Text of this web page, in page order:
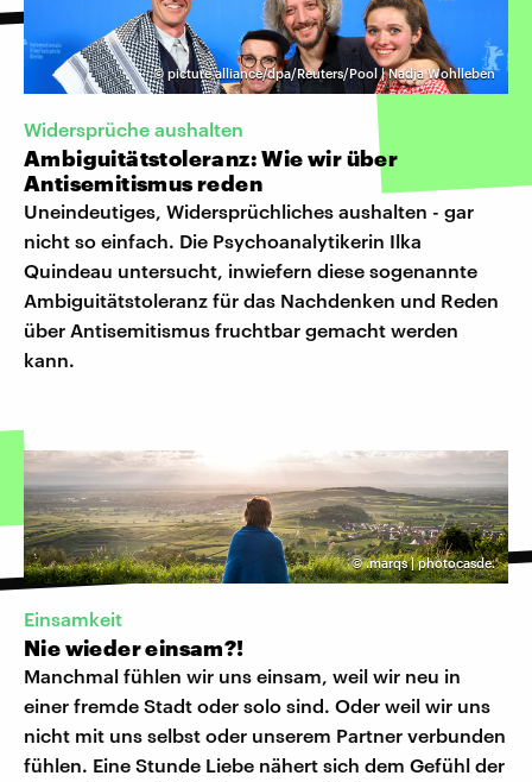
© picture alliance/dpa/Reuters/Pool | Nadja Wohlleben
Widersprüche aushalten
Ambiguitätstoleranz: Wie wir über
Antisemitismus reden
Uneindeutiges, Widersprüchliches aushalten - gar
nicht so einfach. Die Psychoanalytikerin Ilka
Quindeau untersucht, inwiefern diese sogenannte
Ambiguitätstoleranz für das Nachdenken und Reden
über Antisemitismus fruchtbar gemacht werden
kann.
©.marqs | photocasde.
Einsamkeit
Nie wieder einsam?!
Manchmal fühlen wir uns einsam, weil wir neu in
einer fremde Stadt oder solo sind. Oder weil wir uns
nicht mit uns selbst oder unserem Partner verbunden
fühlen. Eine Stunde Liebe nähert sich dem Gefühl der